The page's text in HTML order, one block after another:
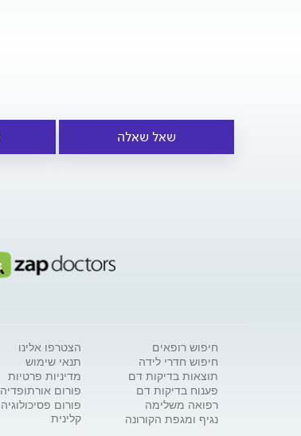
שאל שאלה
חיפוש רופאים
חיפוש חדרי לידה
תוצאות בדיקות דם
פענוח בדיקות דם
רפואה משלימה
נגיף ומגפת הקורונה
הצטרפו אלינו
תנאי שימוש
מדיניות פרטיות
פורום אורתופדיה
פורום פסיכולוגיה
קלינית